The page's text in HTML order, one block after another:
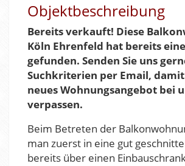
Objektbeschreibung
Bereits verkauft! Diese
Köln Ehrenfeld hat bereits
gefunden. Senden Sie uns
Suchkriterien per Email, damit
neues Wohnungsangebot bei
verpassen.
Beim Betreten der
man zuerst in eine gut
bereits über einen